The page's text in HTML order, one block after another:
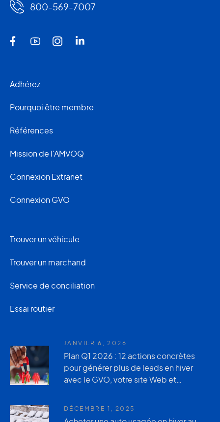
800-569-7007
Adhérez
Pourquoi être membre
Références
Mission de l'AMVOQ
Connexion Extranet
Connexion GVO
Trouver un véhicule
Trouver un marchand
Service de conciliation
Essai routier
JANVIER 6, 2026
Plan Q1 2026 : 12 actions concrètes
pour générer plus de leads en hiver
avec le GVO, votre site Web et
DÉCEMBRE 1, 2025